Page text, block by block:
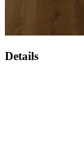
Details